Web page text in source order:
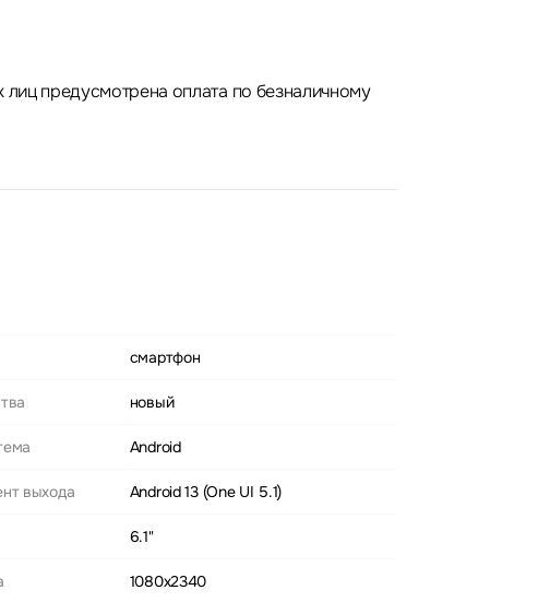
лиц предусмотрена оплата по безналичному
смартфон
новый
Android
выхода Android 13 (One UI 5.1)
6.1"
1080x2340